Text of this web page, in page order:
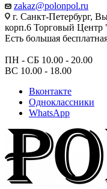
zakaz@polonpol.ru
г. Санкт-Петербург,
корп.6 Торговый Центр
Есть большая
ПН - СБ 10.00 - 20.00
ВС 10.00 - 18.00
Вконтакте
Одноклассники
WhatsApp